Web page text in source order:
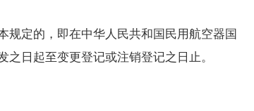
定的，即在中华人民共和国民用航空器国
日起至变更登记或注销登记之日止。